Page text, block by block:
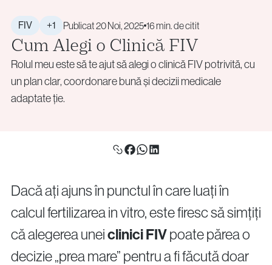
Politica de confidențialitatePolitica cookie
Rearanjamente Structurale (PGT-SR)
Tulburări Monogenice (PGT-M)
Biopsia Embrionară
Consiliere Genetică
Crioconservare (Ovocite / Spermă / Embrioni / Țesut
Ovarian)
Conservarea Fertilității pentru Pacienții Oncologici
(Oncofertilitate)
Luni – Vineri: 09:00 – 17:00
Email:
info@vythoulkas.ro
FIV +1 Publicat 20 Noi, 2025 16 min. de citit
Cum Alegi o Clinică FIV
Rolul meu este să te ajut să alegi o clinică FIV potrivită, cu
un plan clar, coordonare bună și decizii medicale
adaptate ție.
Dacă ați ajuns în punctul în care luați în
calcul fertilizarea in vitro, este firesc să simțiți
că alegerea uneiclinici FIVpoate părea o
decizie „prea mare” pentru a fi făcută doar